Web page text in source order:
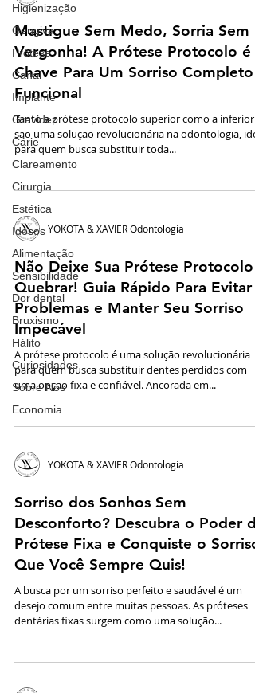
Higienização
Gengiva
Prótese
Canal
Implante
Gravidez
Cárie
Clareamento
Cirurgia
Estética
Idosos
Alimentação
Sensibilidade
Dor dental
Bruxismo
Hálito
Curiosidades
Sobre Nós
Economia
Mastigue Sem Medo, Sorria Sem
Vergonha! A Prótese Protocolo é a
Chave Para Um Sorriso Completo
Funcional
Tanto a prótese protocolo superior como a inferior
são uma solução revolucionária na odontologia,
para quem busca substituir toda...
YOKOTA & XAVIER Odontologia
Não Deixe Sua Prótese Protocolo
Quebrar! Guia Rápido Para Evitar
Problemas e Manter Seu Sorriso
Impecável
A prótese protocolo é uma solução revolucionária
para quem busca substituir dentes perdidos com
uma opção fixa e confiável. Ancorada em...
YOKOTA & XAVIER Odontologia
Sorriso dos Sonhos Sem
Desconforto? Descubra o Poder da
Prótese Fixa e Conquiste o Sorriso
Que Você Sempre Quis!
A busca por um sorriso perfeito e saudável é um
desejo comum entre muitas pessoas. As próteses
dentárias fixas surgem como uma solução...